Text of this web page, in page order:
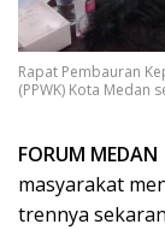
Rapat Pembauran
(PPWK) Kota Medan
FORUM MEDAN
masyarakat
trennya